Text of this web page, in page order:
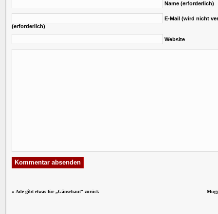
Name (erforderlich)
E-Mail (wird nicht
(erforderlich)
Website
« Ade gibt etwas für „Gänsehaut“ zurück